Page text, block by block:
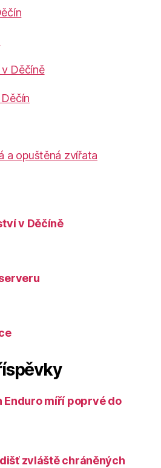
Děčíně
a opuštěná zvířata
v Děčíně
Enduro míří poprvé do
zvláště chráněných